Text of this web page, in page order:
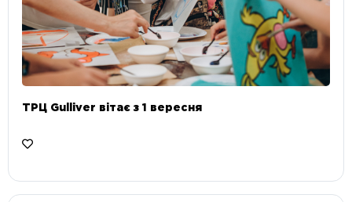
ТРЦ Gulliver вітає з 1 вересня